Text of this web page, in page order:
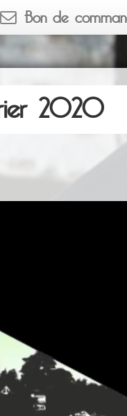
Bon de
2020